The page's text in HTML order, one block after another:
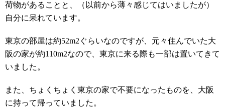
荷物があることと、（以前から薄々感じてはいましたが）
自分に呆れています。
東京の部屋は約52m2ぐらいなのですが、元々住んでいた大
阪の家が約110m2なので、東京に来る際も一部は置いてきて
いました。
また、ちょくちょく東京の家で不要になったものを、大阪
に持って帰っていました。